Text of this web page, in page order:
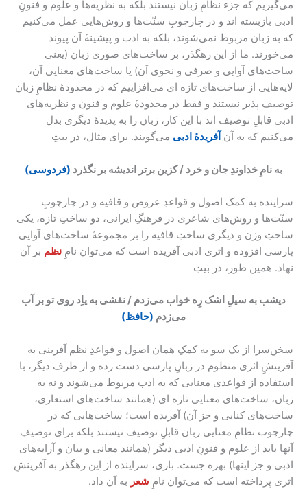
می‌گیریم که جزء نظامِ زبان نیستند بلکه به نظریه‌ها و علوم و فنونِ
ادبی بازبسته اند و در چارچوبِ سنّت‌ها و روش‌هایی عمل می‌کنیم
که به زبان مربوط نمی‌شوند، بلکه به ادب و پیشینهٔ آن پیوند
می‌خورند. ما از این رهگذر، بر ساخت‌های صوری زبان (یعنی
ساخت‌های آوایی و صرفی و نحوی آن) یا ساخت‌های معنایی آن،
لایه‌هایی از ساخت‌های تازه ای می‌افزاییم که در محدودهٔ نظامِ زبان
توصیف پذیر نیستند و فقط در محدودهٔ علوم و فنون و نظریه‌های
ادبی قابلِ توصیف اند با این کار، زبان را به پدیدهٔ دیگری بدل
می‌کنیم که به آن آفریدۀ ادبی می‌گویند. برای مثال، در بیتِ
به نامِ خداوندِ جان و خرد / کزین برتر اندیشه بر نگذرد (فردوسی)
سراینده به کمک اصول و قواعدِ عروض و قافیه و در چارچوبِ
سنّت‌ها و روش‌های شاعری در فرهنگِ ایرانی، دو ساختِ تازه، یکی
ساختِ وزن و دیگری ساختِ قافیه را بر مجموعهٔ ساخت‌های آوایی
پارسی افزوده و اثری ادبی آفریده است که می‌توان نامِ نظم بر آن
نهاد. همین طور، در بیتِ
دیشب به سیلِ اشک رِه خواب می‌زدم / نقشی به یاِد روی تو بر آب
می‌زدم (حافظ)
سخن‌سرا از یک سو به کمکِ همان اصول و قواعدِ نظم آفرینی به
آفرینشِ اثری منظوم در زبانِ پارسی دست زده و از طرف دیگر، با
استفاده از قواعدی معنایی که به ادب مربوط می‌شوند و نه به
زبان، ساخت‌های معنایی تازه ای (همانند ساخت‌های استعاری،
ساخت‌های کنایی و جز آن) آفریده است؛ ساخت‌هایی که در
چارچوب نظامِ معنایی زبان قابلِ توصیف نیستند بلکه برای توصیفِ
آنها باید از علوم و فنونِ ادبی دیگر (همانند معانی و بیان و آرایه‌های
ادبی و جز اینها) بهره جست. باری، سراینده از این رهگذر به آفرینشِ
اثری پرداخته است که می‌توان نامِ شعر به آن داد.